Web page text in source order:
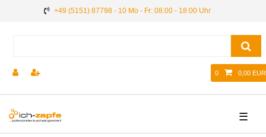
+49 (5151) 87798 - 10 Mo - Fr: 08:00 - 18:00 Uhr
0 0,00 EUR
☰